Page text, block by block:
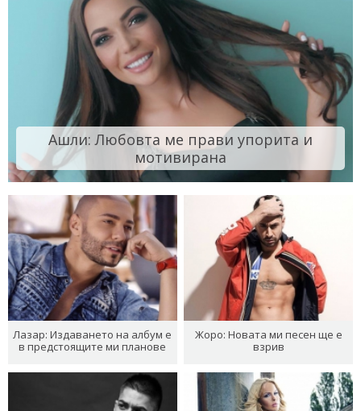
Ашли: Любовта ме прави упорита и
мотивирана
Лазар: Издаването на албум е
в предстоящите ми планове
Жоро: Новата ми песен ще е
взрив